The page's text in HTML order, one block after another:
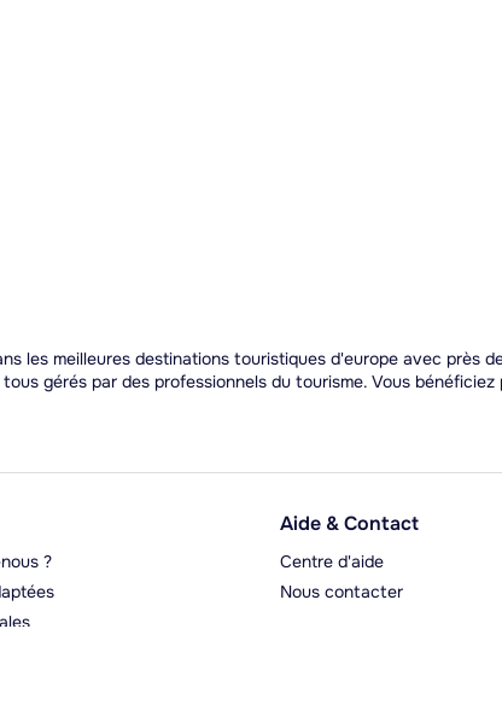
les meilleures destinations touristiques d'europe avec près
gérés par des professionnels du tourisme. Vous
?
Aide & Contact
Centre d'aide
Nous contacter